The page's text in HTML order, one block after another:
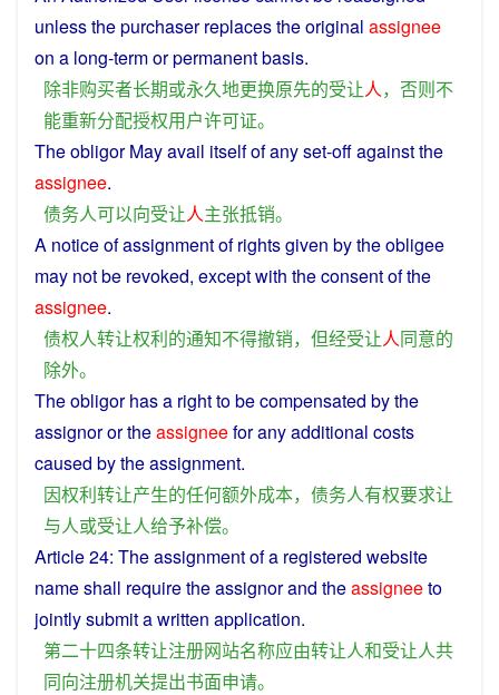
unlessthepurchaser replacestheoriginal assignee
on a long-termorpermanentbasis.
除非购买者长期或永久地更换原先的受让人， 否则不
能重新分配授权用户许可证。
Theobligor Mayavail itself of any set-offagainstthe
assignee.
债务人可以向受让人主张抵销。
A noticeofassignmentofrightsgiven by theobligee
may not be revoked, exceptwith theconsentof the
assignee.
债权人转让权利的通知不得撤销， 但经受让人同意的
除外。
Theobligorhas a rightto becompensated bythe
assignorortheassigneeforanyadditional costs
caused by theassignment.
因权利转让产生的任何额外成本， 债务人有权要求让
与人或受让人给予补偿。
Article24: Theassignmentof a registered website
name shall require theassignorand theassigneeto
jointlysubmitawritten application.
第二十四条转让注册网站名称应由转让人和受让人共
同向注册机关提出书面申请。